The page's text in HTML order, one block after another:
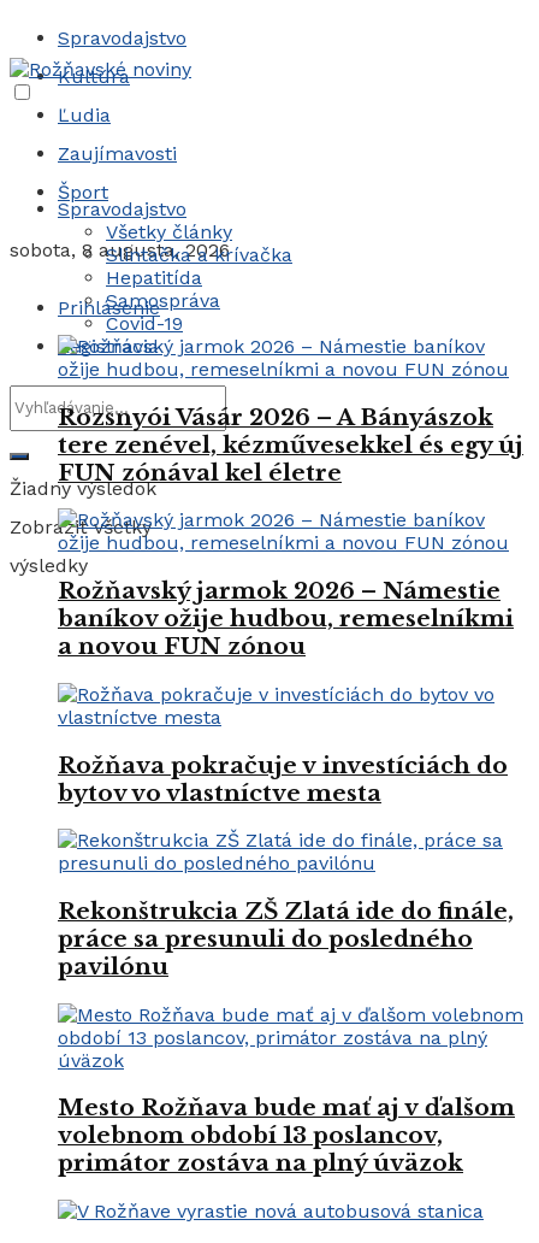
Spravodajstvo
Kultúra
Ľudia
Zaujímavosti
Šport
sobota, 8 augusta, 2026
Prihlásenie
Registrácia
Žiadny výsledok
Zobraziť všetky
výsledky
Spravodajstvo
Všetky články
Slintačka a krívačka
Hepatitída
Samospráva
Covid-19
Rozsnyói Vásár 2026 – A Bányászok
tere zenével, kézművesekkel és egy új
FUN zónával kel életre
Rožňavský jarmok 2026 – Námestie
baníkov ožije hudbou, remeselníkmi
a novou FUN zónou
Rožňava pokračuje v investíciách do
bytov vo vlastníctve mesta
Rekonštrukcia ZŠ Zlatá ide do finále,
práce sa presunuli do posledného
pavilónu
Mesto Rožňava bude mať aj v ďalšom
volebnom období 13 poslancov,
primátor zostáva na plný úväzok